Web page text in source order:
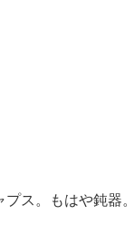
ス。もはや鈍器。